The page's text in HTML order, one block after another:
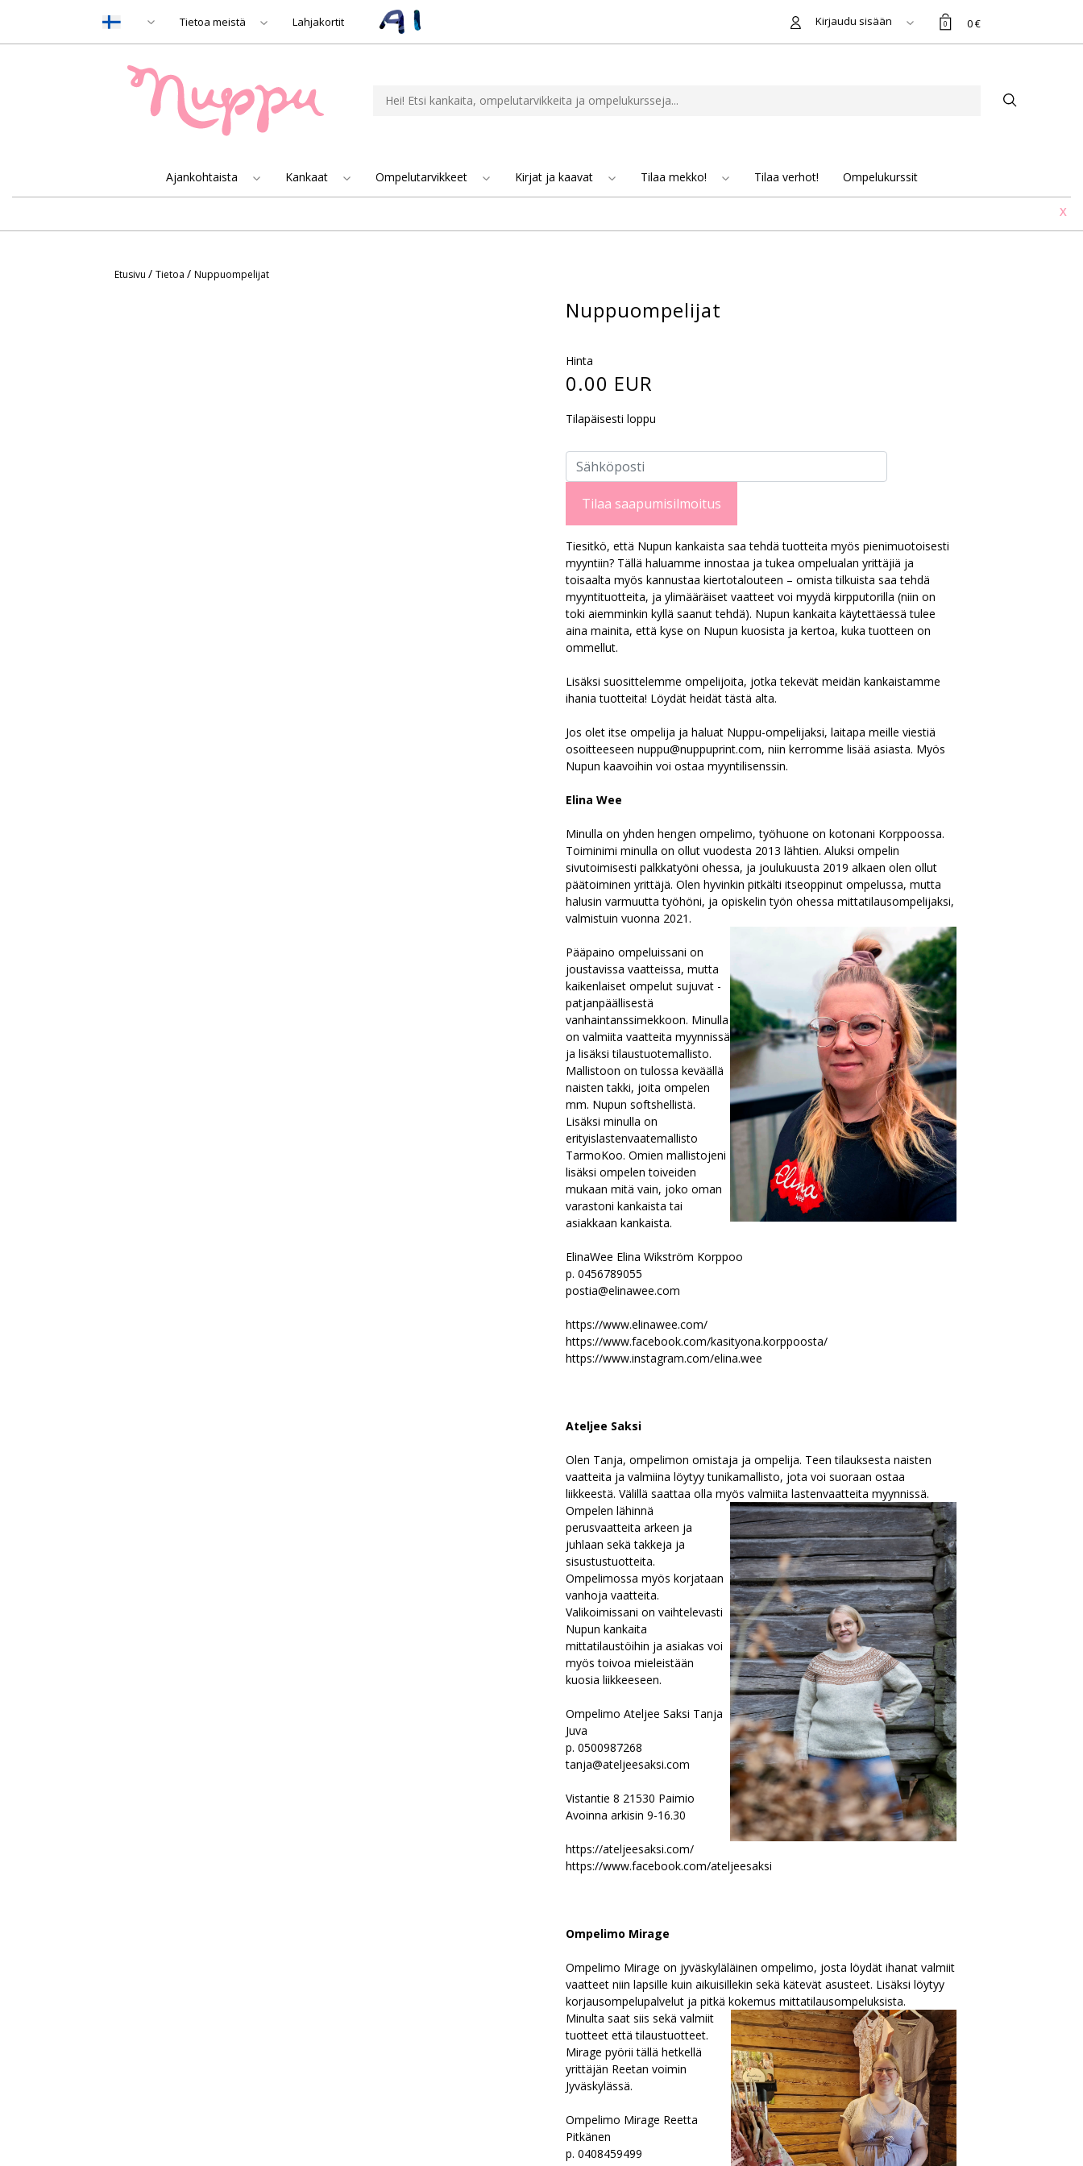
Tietoa meistä Lahjakortit Kirjaudu sisään 0 0 €
Ajankohtaista Kankaat Ompelutarvikkeet Kirjat ja kaavat Tilaa mekko! Tilaa verhot! Ompelukurssit
X
Etusivu / Tietoa / Nuppuompelijat
Nuppuompelijat
Hinta
0.00 EUR
Tilapäisesti loppu
Tilaa saapumisilmoitus
Tiesitkö, että Nupun kankaista saa tehdä tuotteita myös pienimuotoisesti
myyntiin? Tällä haluamme innostaa ja tukea ompelualan yrittäjiä ja
toisaalta myös kannustaa kiertotalouteen – omista tilkuista saa tehdä
myyntituotteita, ja ylimääräiset vaatteet voi myydä kirpputorilla (niin on
toki aiemminkin kyllä saanut tehdä). Nupun kankaita käytettäessä tulee
aina mainita, että kyse on Nupun kuosista ja kertoa, kuka tuotteen on
ommellut.
Lisäksi suosittelemme ompelijoita, jotka tekevät meidän kankaistamme
ihania tuotteita! Löydät heidät tästä alta.
Jos olet itse ompelija ja haluat Nuppu-ompelijaksi, laitapa meille viestiä
osoitteeseen nuppu@nuppuprint.com, niin kerromme lisää asiasta. Myös
Nupun kaavoihin voi ostaa myyntilisenssin.
Elina Wee
Minulla on yhden hengen ompelimo, työhuone on kotonani Korppoossa.
Toiminimi minulla on ollut vuodesta 2013 lähtien. Aluksi ompelin
sivutoimisesti palkkatyöni ohessa, ja joulukuusta 2019 alkaen olen ollut
päätoiminen yrittäjä. Olen hyvinkin pitkälti itseoppinut ompelussa, mutta
halusin varmuutta työhöni, ja opiskelin työn ohessa mittatilausompelijaksi,
valmistuin vuonna 2021.
Pääpaino ompeluissani on
joustavissa vaatteissa, mutta
kaikenlaiset ompelut sujuvat -
patjanpäällisestä
vanhaintanssimekkoon. Minulla
on valmiita vaatteita myynnissä
ja lisäksi tilaustuotemallisto.
Mallistoon on tulossa keväällä
naisten takki, joita ompelen
mm. Nupun softshellistä.
Lisäksi minulla on
erityislastenvaatemallisto
TarmoKoo. Omien mallistojeni
lisäksi ompelen toiveiden
mukaan mitä vain, joko oman
varastoni kankaista tai
asiakkaan kankaista.
ElinaWee Elina Wikström Korppoo
p. 0456789055
postia@elinawee.com
https://www.elinawee.com/
https://www.facebook.com/kasityona.korppoosta/
https://www.instagram.com/elina.wee
Ateljee Saksi
Olen Tanja, ompelimon omistaja ja ompelija. Teen tilauksesta naisten
vaatteita ja valmiina löytyy tunikamallisto, jota voi suoraan ostaa
liikkeestä. Välillä saattaa olla myös valmiita lastenvaatteita myynnissä.
Ompelen lähinnä
perusvaatteita arkeen ja
juhlaan sekä takkeja ja
sisustustuotteita.
Ompelimossa myös korjataan
vanhoja vaatteita.
Valikoimissani on vaihtelevasti
Nupun kankaita
mittatilaustöihin ja asiakas voi
myös toivoa mieleistään
kuosia liikkeeseen.
Ompelimo Ateljee Saksi Tanja
Juva
p. 0500987268
tanja@ateljeesaksi.com
Vistantie 8 21530 Paimio
Avoinna arkisin 9-16.30
https://ateljeesaksi.com/
https://www.facebook.com/ateljeesaksi
Ompelimo Mirage
Ompelimo Mirage on jyväskyläläinen ompelimo, josta löydät ihanat valmiit
vaatteet niin lapsille kuin aikuisillekin sekä kätevät asusteet. Lisäksi löytyy
korjausompelupalvelut ja pitkä kokemus mittatilausompeluksista.
Minulta saat siis sekä valmiit
tuotteet että tilaustuotteet.
Mirage pyörii tällä hetkellä
yrittäjän Reetan voimin
Jyväskylässä.
Ompelimo Mirage Reetta
Pitkänen
p. 0408459499